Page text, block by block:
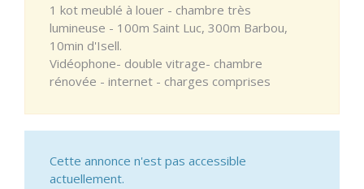
1 kot meublé à louer - chambre très
lumineuse - 100m Saint Luc, 300m Barbou,
10min d'Isell.
Vidéophone- double vitrage- chambre
rénovée - internet - charges comprises
Cette annonce n'est pas accessible
actuellement.